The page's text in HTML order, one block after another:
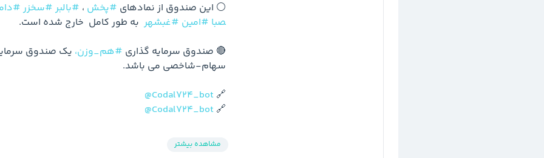
⚪️ این صندوق از نمادهای #پخش ، #بالبر #سخزر
صبا #امین #غبشهر
🔴 صندوق سرمایه گذاری #هم_وزن،
🔗
@Codal724_bot
🔗
@Codal724_bot
مشاهده بیشتر